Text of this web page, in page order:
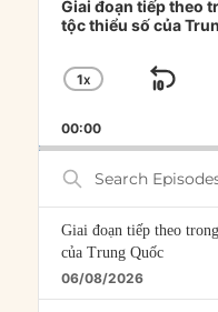
Player
Giai đoạn tiếp theo
tộc thiểu số của
CHANGE
RATE
1X
SKIP
00:00
Search
Episodes
Giai đoạn tiếp theo
của Trung Quốc
06/08/2026